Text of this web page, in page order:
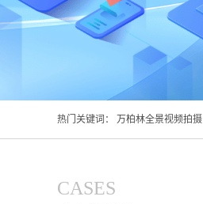
热门关键词： 万柏林全景视频拍摄
CASES